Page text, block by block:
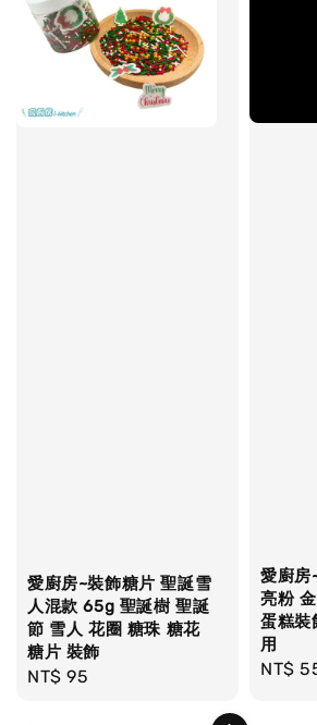
愛廚房~裝飾糖片 聖誕雪
人混款 65g 聖誕樹 聖誕
節 雪人 花圈 糖珠 糖花
糖片 裝飾
Regular
NT$ 95
愛廚房
亮粉
蛋糕裝
用
NT$